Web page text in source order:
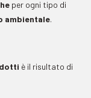
per ogni tipo di
ambientale.
è il risultato di